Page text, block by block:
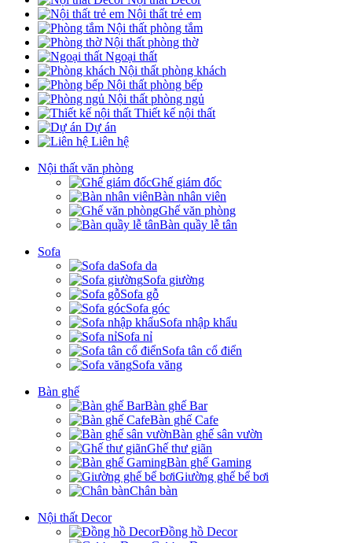
Nội thất trẻ em
Nội thất phòng tắm
Nội thất phòng thờ
Ngoại thất
Nội thất phòng khách
Nội thất phòng bếp
Nội thất phòng ngủ
Thiết kế nội thất
Dự án
Liên hệ
Nội thất văn phòng
Ghế giám đốc
Bàn nhân viên
Ghế văn phòng
Bàn quầy lễ tân
Sofa
Sofa da
Sofa giường
Sofa gỗ
Sofa góc
Sofa nhập khẩu
Sofa nỉ
Sofa tân cổ điển
Sofa văng
Bàn ghế
Bàn ghế Bar
Bàn ghế Cafe
Bàn ghế sân vườn
Ghế thư giãn
Bàn ghế Gaming
Giường ghế bể bơi
Chân bàn
Nội thất Decor
Đồng hồ Decor